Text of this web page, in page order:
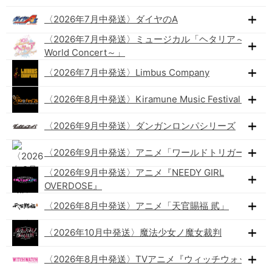
〈2026年7月中発送〉ダイヤのA
〈2026年7月中発送〉ミュージカル「ヘタリア～The
World Concert～」
〈2026年7月中発送〉Limbus Company
〈2026年8月中発送〉Kiramune Music Festival 2026
〈2026年9月中発送〉ダンガンロンパシリーズ
〈2026年9月中発送〉アニメ「ワールドトリガー」
〈2026年9月中発送〉アニメ『NEEDY GIRL
OVERDOSE』
〈2026年8月中発送〉アニメ「天官賜福 貮」
〈2026年10月中発送〉魔法少女ノ魔女裁判
〈2026年8月中発送〉TVアニメ『ウィッチウォッチ』